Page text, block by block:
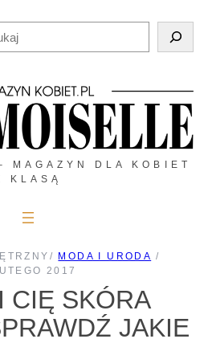
MAGAZYN DLA KOBIET
KLASĄ
/ MODA I URODA /
2017
CIĘ SKÓRA
JAKIE